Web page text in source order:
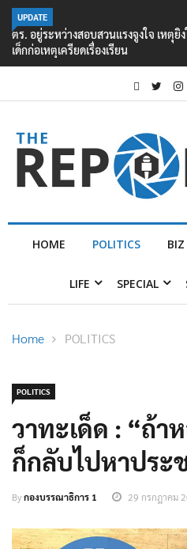
UPDATE
ตร. อยู่ระหว่างสอบสวนแรงจูงใจ เหตุ
เด็กก่อเหตุเครียดเรื่องเรียน
HOME POLITICS BIZ
LIFE SPECIAL
Home POLITICS
POLITICS
วาทะเด็ด : “ถ้า
ก็กลับไปหาประ
Byกองบรรณาธิการ 1 29 กรกฎาคม